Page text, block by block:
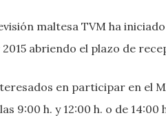
maltesa TVM ha
2015 abriendo el plazo de
en participar en el
9:00 h. y 12:00 h. o de